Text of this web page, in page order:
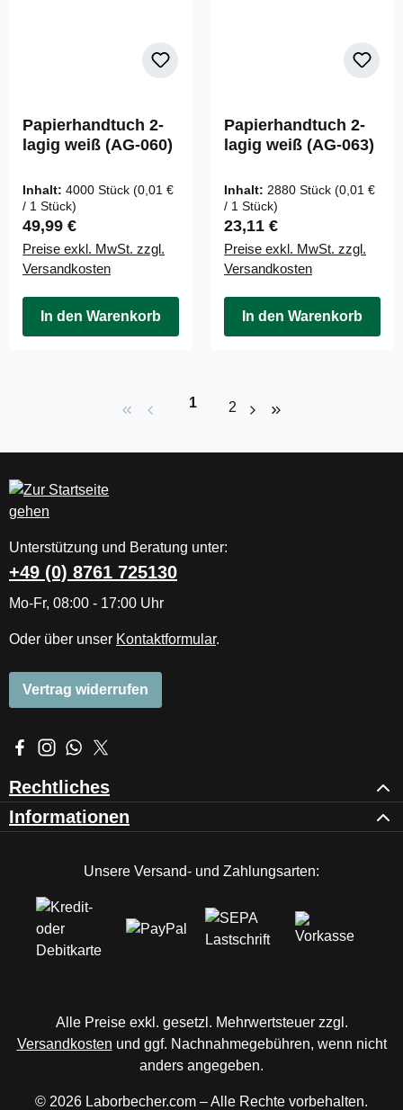
Papierhandtuch 2-
lagig weiß (AG-060)
Inhalt: 4000 Stück (0,01 €
/ 1 Stück)
Regulärer Preis:
49,99 €
Preise exkl. MwSt. zzgl.
Versandkosten
In den Warenkorb
Papierhandtuch 2-
lagig weiß (AG-063)
Inhalt: 2880 Stück (0,01 €
/ 1 Stück)
Regulärer Preis:
23,11 €
Preise exkl. MwSt. zzgl.
Versandkosten
In den Warenkorb
Seite
1 Seite
2
Unterstützung und Beratung unter:
+49 (0) 8761 725130
Mo-Fr, 08:00 - 17:00 Uhr
Oder über unser Kontaktformular.
Vertrag widerrufen
Besuche uns auf Facebook – öffnet in neuem Tab (externer
Schau auf Instagram vorbei – öffnet in neuem Tab
Schreib uns auf WhatsApp – öffnet in neuem Tab
Folge uns auf X – öffnet in neuem Tab (externer
Rechtliches
Informationen
Unsere Versand- und Zahlungsarten:
Alle Preise exkl. gesetzl. Mehrwertsteuer zzgl.
Versandkosten und ggf. Nachnahmegebühren, wenn nicht
anders angegeben.
© 2026 Laborbecher.com – Alle Rechte vorbehalten.